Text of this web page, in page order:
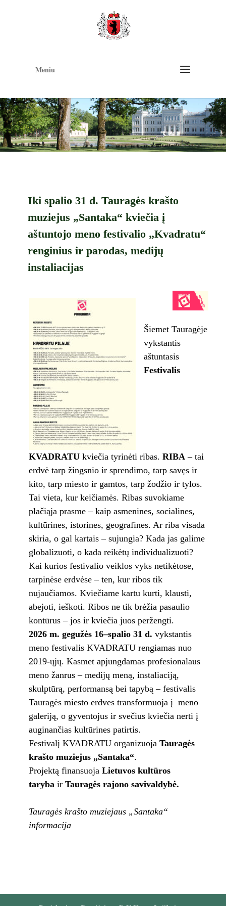
Meniu
Iki spalio 31 d. Tauragės krašto
muziejus „Santaka“ kviečia į
aštuntojo meno festivalio „Kvadratu“
renginius ir parodas, medijų
instaliacijas
Šiemet Tauragėje
vykstantis
aštuntasis
Festivalis
KVADRATUkviečia tyrinėti ribas. RIBA– tai
erdvė tarp žingsnio ir sprendimo, tarp savęs ir
kito, tarp miesto ir gamtos, tarp žodžio ir tylos.
Tai vieta, kur keičiamės. Ribas suvokiame
plačiąja prasme – kaip asmenines, socialines,
kultūrines, istorines, geografines. Ar riba visada
skiria, o gal kartais – sujungia? Kada jas galime
globalizuoti, o kada reikėtų individualizuoti?
Kai kurios festivalio veiklos vyks netikėtose,
tarpinėse erdvėse – ten, kur ribos tik
nujaučiamos. Kviečiame kartu kurti, klausti,
abejoti, ieškoti. Ribos ne tik brėžia pasaulio
kontūrus – jos ir kviečia juos peržengti.
2026 m. gegužės 16–spalio 31 d. vykstantis
meno festivalis KVADRATU rengiamas nuo
2019-ųjų. Kasmet apjungdamas profesionalaus
meno žanrus – medijų meną, instaliaciją,
skulptūrą, performansą bei tapybą – festivalis
Tauragės miesto erdves transformuoja į meno
galeriją, o gyventojus ir svečius kviečia nerti į
auginančias kultūrines patirtis.
Festivalį KVADRATU organizuojaTauragės
krašto muziejus „Santaka“.
Projektą finansuoja Lietuvos kultūros
taryba ir Tauragės rajono savivaldybė.
Tauragės krašto muziejaus „Santaka“
informacija